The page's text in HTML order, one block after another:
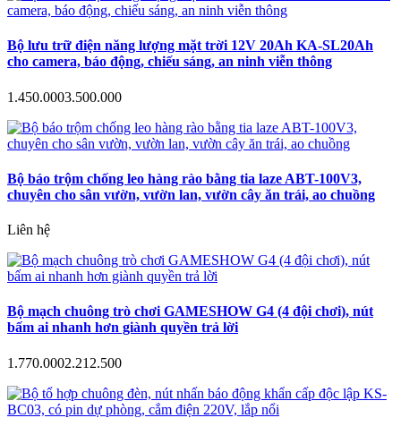
Bộ lưu trữ điện năng lượng mặt trời 12V 20Ah KA-SL20Ah
cho camera, báo động, chiếu sáng, an ninh viễn thông
1.450.0003.500.000
Bộ báo trộm chống leo hàng rào bằng tia laze ABT-100V3,
chuyên cho sân vườn, vườn lan, vườn cây ăn trái, ao chuồng
Liên hệ
Bộ mạch chuông trò chơi GAMESHOW G4 (4 đội chơi), nút
bấm ai nhanh hơn giành quyền trả lời
1.770.0002.212.500